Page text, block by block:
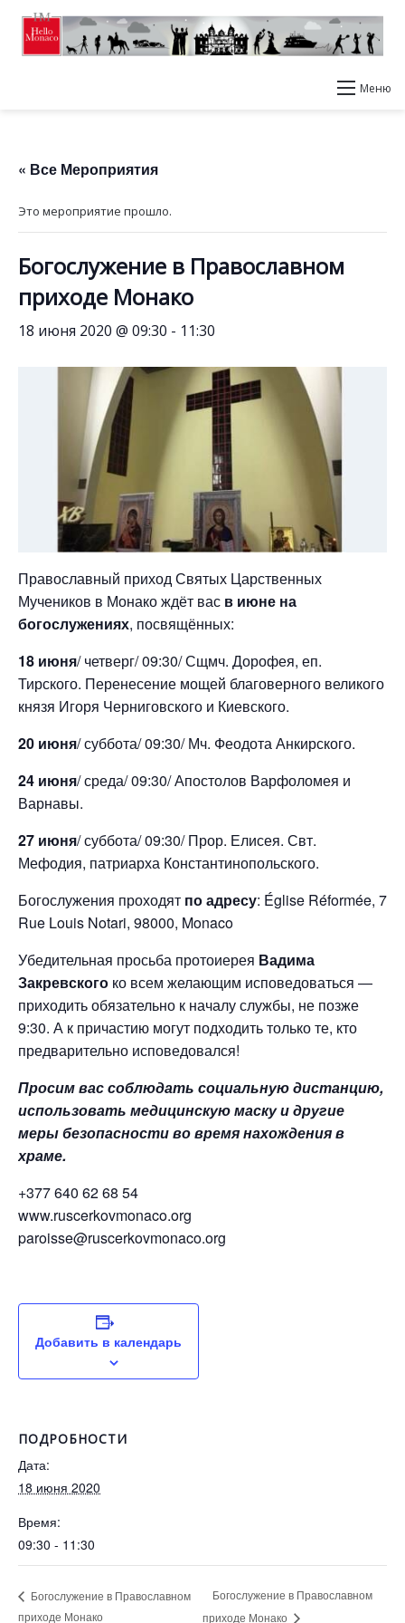
Меню
« Все Мероприятия
Это мероприятие прошло.
Богослужение в Православном
приходе Монако
18 июня 2020 @ 09:30 - 11:30
Православный приход Святых Царственных
Мучеников в Монако ждёт вас в июне на
богослужениях, посвящённых:
18 июня/ четверг/ 09:30/ Сщмч. Дорофея, еп.
Тирского. Перенесение мощей благоверного великого
князя Игоря Черниговского и Киевского.
20 июня/ суббота/ 09:30/ Мч. Феодота Анкирского.
24 июня/ среда/ 09:30/ Апостолов Варфоломея и
Варнавы.
27 июня/ суббота/ 09:30/ Прор. Елисея. Свт.
Мефодия, патриарха Константинопольского.
Богослужения проходят по адресу: Église Réformée, 7
Rue Louis Notari, 98000, Monaco
Убедительная просьба протоиерея Вадима
Закревского ко всем желающим исповедоваться —
приходить обязательно к началу службы, не позже
9:30. А к причастию могут подходить только те, кто
предварительно исповедовался!
Просим вас соблюдать социальную дистанцию,
использовать медицинскую маску и другие
меры безопасности во время нахождения в
храме.
+377 640 62 68 54
www.ruscerkovmonaco.org
paroisse@ruscerkovmonaco.org
Добавить в календарь
ПОДРОБНОСТИ
Дата:
18 июня 2020
Время:
09:30 - 11:30
Богослужение в Православном
приходе Монако
Богослужение в Православном
приходе Монако